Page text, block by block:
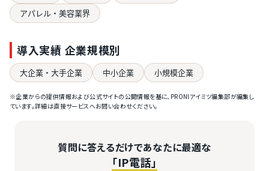
アパレル・美容業界
導入実績 企業規模別
大企業・大手企業 中小企業 小規模企業
※企業からの提供情報および公式サイトの公開情報を基に、PRONIアイミツ編集部が編集し
ています。詳細は直接サービスへお問い合わせください。
質問に答えるだけであなたに最適な
「IP電話」